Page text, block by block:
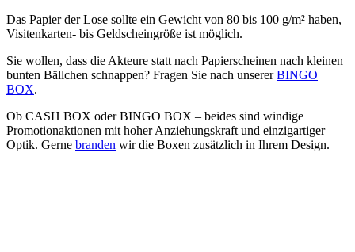
Das Papier der Lose sollte ein Gewicht von 80 bis 100 g/m² haben,
Visitenkarten- bis Geldscheingröße ist möglich.
Sie wollen, dass die Akteure statt nach Papierscheinen nach kleinen
bunten Bällchen schnappen? Fragen Sie nach unsererBINGO
BOX.
Ob CASH BOX oder BINGO BOX – beides sind windige
Promotionaktionen mit hoher Anziehungskraft und einzigartiger
Optik. Gerne branden wir die Boxen zusätzlich in Ihrem Design.